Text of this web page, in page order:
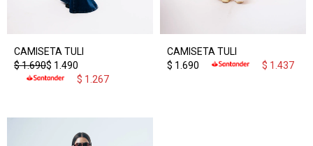
CAMISETA TULI
$ 1.490
$1.690
$ 1.267
CAMISETA TULI
$ 1.690 $ 1.437